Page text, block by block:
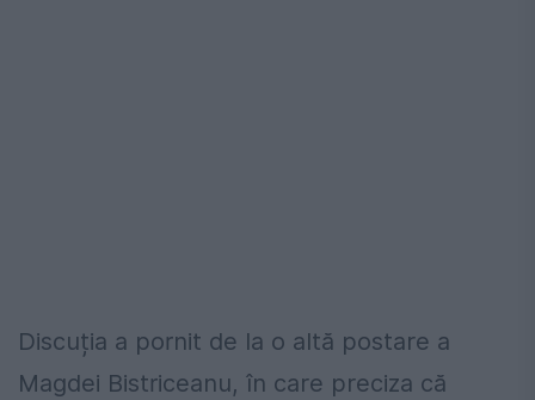
Discuția a pornit de la o altă postare a
Magdei Bistriceanu, în care preciza că